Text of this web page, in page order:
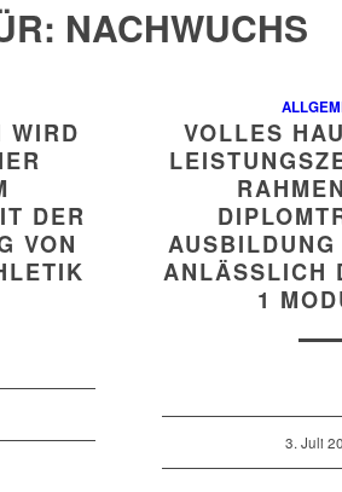
NACHWUCHS
WIRD
DER
VON
VOLLES
ANLÄSSLICH
1
3. Juli